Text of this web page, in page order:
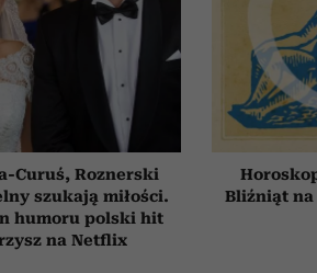
Curuś, Roznerski
szukają miłości.
humoru polski hit
na Netflix
Bliźniąt na